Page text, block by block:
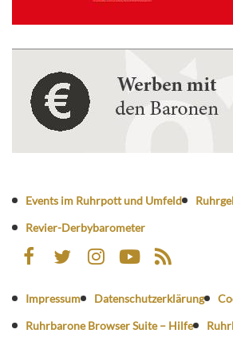
Events im Ruhrpott und Umfeld
Revier-Derbybarometer
Impressum Datenschutzerklärung
Ruhrbarone Browser Suite – Hilfe